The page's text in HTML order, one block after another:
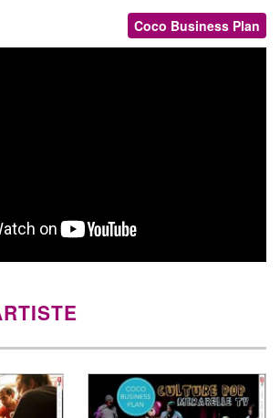
Coco Business Plan